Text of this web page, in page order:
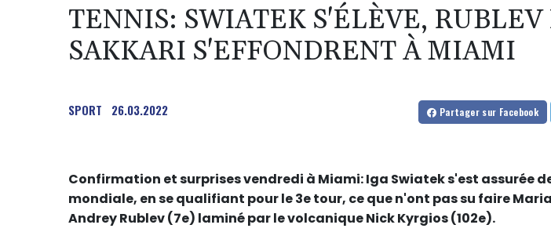
TENNIS: SWIATEK S'ÉLÈVE, RUBLEV
SAKKARI S'EFFONDRENT À MIAMI
SPORT 26.03.2022 Partager sur Facebook
Confirmation et surprises vendredi à Miami: Iga Swiatek s'est assurée
mondiale, en se qualifiant pour le 3e tour, ce que n'ont pas su faire
Andrey Rublev (7e) laminé par le volcanique Nick Kyrgios (102e).